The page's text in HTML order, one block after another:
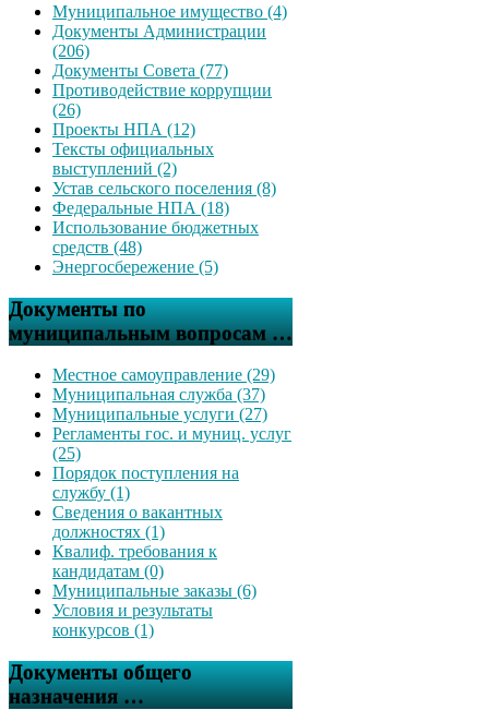
Муниципальное имущество (4)
Документы Администрации
(206)
Документы Совета (77)
Противодействие коррупции
(26)
Проекты НПА (12)
Тексты официальных
выступлений (2)
Устав сельского поселения (8)
Федеральные НПА (18)
Использование бюджетных
средств (48)
Энергосбережение (5)
Документы по
муниципальным вопросам …
Местное самоуправление (29)
Муниципальная служба (37)
Муниципальные услуги (27)
Регламенты гос. и муниц. услуг
(25)
Порядок поступления на
службу (1)
Сведения о вакантных
должностях (1)
Квалиф. требования к
кандидатам (0)
Муниципальные заказы (6)
Условия и результаты
конкурсов (1)
Документы общего
назначения …